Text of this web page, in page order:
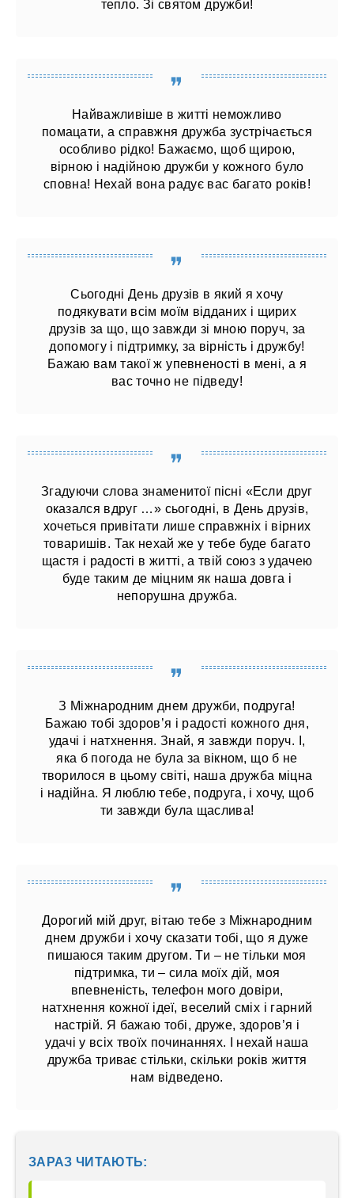
тепло. Зі святом дружби!
Найважливіше в житті неможливо
помацати, а справжня дружба зустрічається
особливо рідко! Бажаємо, щоб щирою,
вірною і надійною дружби у кожного було
сповна! Нехай вона радує вас багато років!
Сьогодні День друзів в який я хочу
подякувати всім моїм відданих і щирих
друзів за що, що завжди зі мною поруч, за
допомогу і підтримку, за вірність і дружбу!
Бажаю вам такої ж упевненості в мені, а я
вас точно не підведу!
Згадуючи слова знаменитої пісні «Если друг
оказался вдруг …» сьогодні, в День друзів,
хочеться привітати лише справжніх і вірних
товаришів. Так нехай же у тебе буде багато
щастя і радості в житті, а твій союз з удачею
буде таким де міцним як наша довга і
непорушна дружба.
З Міжнародним днем ​​дружби, подруга!
Бажаю тобі здоров’я і радості кожного дня,
удачі і натхнення. Знай, я завжди поруч. І,
яка б погода не була за вікном, що б не
творилося в цьому світі, наша дружба міцна
і надійна. Я люблю тебе, подруга, і хочу, щоб
ти завжди була щаслива!
Дорогий мій друг, вітаю тебе з Міжнародним
днем ​​дружби і хочу сказати тобі, що я дуже
пишаюся таким другом. Ти – не тільки моя
підтримка, ти – сила моїх дій, моя
впевненість, телефон мого довіри,
натхнення кожної ідеї, веселий сміх і гарний
настрій. Я бажаю тобі, друже, здоров’я і
удачі у всіх твоїх починаннях. І нехай наша
дружба триває стільки, скільки років життя
нам відведено.
ЗАРАЗ ЧИТАЮТЬ: